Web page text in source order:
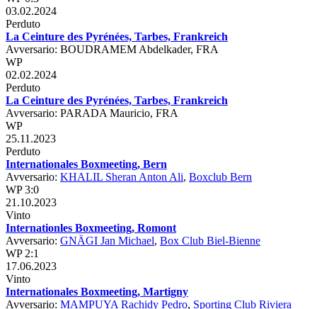
03.02.2024
Perduto
La Ceinture des Pyrénées, Tarbes, Frankreich
Avversario: BOUDRAMEM Abdelkader, FRA
WP
02.02.2024
Perduto
La Ceinture des Pyrénées, Tarbes, Frankreich
Avversario: PARADA Mauricio, FRA
WP
25.11.2023
Perduto
Internationales Boxmeeting, Bern
Avversario: KHALIL Sheran Anton Ali, Boxclub Bern
WP 3:0
21.10.2023
Vinto
Internationles Boxmeeting, Romont
Avversario: GNÄGI Jan Michael, Box Club Biel-Bienne
WP 2:1
17.06.2023
Vinto
Internationales Boxmeeting, Martigny
Avversario: MAMPUYA Rachidy Pedro, Sporting Club Riviera